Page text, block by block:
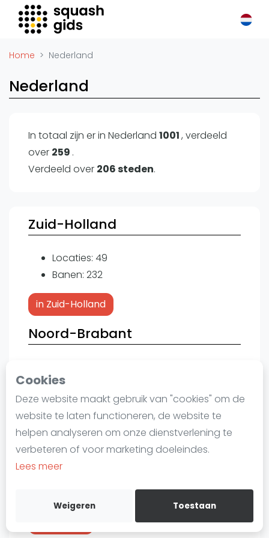
Cookies
Deze website maakt gebruik van "cookies" om de
website te laten functioneren, de website te
helpen analyseren om onze dienstverlening te
verbeteren of voor marketing doeleindes.
Lees meer
Weigeren Toestaan
Squash Gids
Locaties
Winkels
Reserveringssystemen
Overige
Podcasts
Adverteren
Video's
Alles
Agenda
Squash
Squash Den Haag
Home Nederland
Nederland
In totaal zijn er in Nederland 1001, verdeeld
over 259 .
Verdeeld over 206 steden.
Zuid-Holland
Locaties: 49
Banen: 232
in Zuid-Holland
Noord-Brabant
Banen: 141
in Noord-Brabant
Drenthe